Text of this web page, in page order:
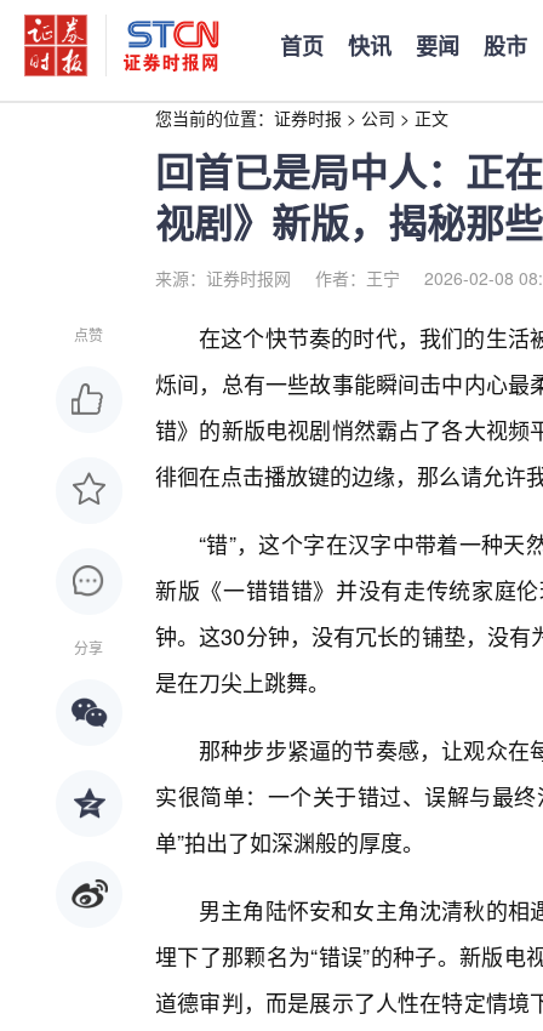
首页 快讯 要闻 股市
您当前的位置： 证券时报 > 公司 > 正文
回首已是局中人：正
视剧》新版，揭秘那
来源：证券时报网 作者：王宁 2026-02-08
点赞
分享
在这个快节奏的时代，我们的生活
烁间，总有一些故事能瞬间击中内心
错》的新版电视剧悄然霸占了各大视
徘徊在点击播放键的边缘，那么请允许
“错”，这个字在汉字中带着一种
新版《一错错错》并没有走传统家庭
钟。这30分钟，没有冗长的铺垫，没
是在刀尖上跳舞。
那种步步紧逼的节奏感，让观众
实很简单：一个关于错过、误解与最
单”拍出了如深渊般的厚度。
男主角陆怀安和女主角沈清秋的
埋下了那颗名为“错误”的种子。新版
道德审判，而是展示了人性在特定情